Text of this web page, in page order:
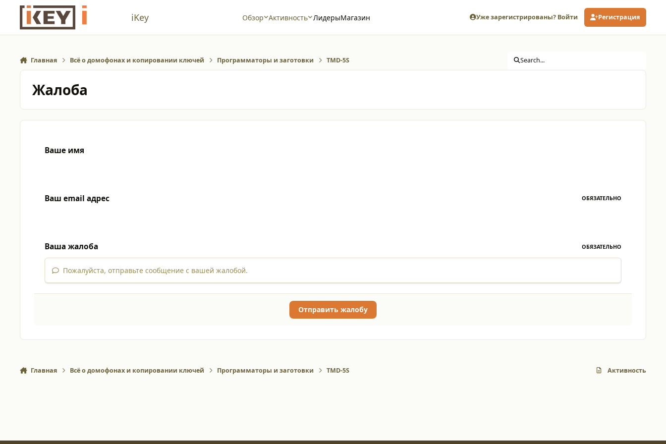
Перейти к содержанию
iKey Обзор Активность ЛидерыМагазин Уже зарегистрированы? Войти Регистрация
Главная Всё о домофонах и копировании ключей Программаторы и заготовки TMD-5S Search...
Жалоба
Ваше имя
Ваш email адрес ОБЯЗАТЕЛЬНО
Ваша жалоба ОБЯЗАТЕЛЬНО
Пожалуйста, отправьте сообщение с вашей жалобой.
Отправить жалобу
Главная Всё о домофонах и копировании ключей Программаторы и заготовки TMD-5S Активность